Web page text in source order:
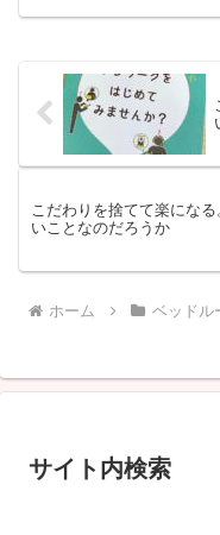
こだわりを捨てて楽にな
いことなのだろうか
ホーム ベッドル
サイト内検索